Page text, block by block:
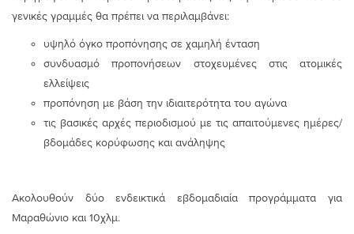
γενικές γραμμές θα πρέπει να περιλαμβάνει:
υψηλό όγκο προπόνησης σε χαμηλή ένταση
συνδυασμό προπονήσεων στοχευμένες στις ατομικές
ελλείψεις
προπόνηση με βάση την ιδιαιτερότητα του αγώνα
τις βασικές αρχές περιοδισμού με τις απαιτούμενες ημέρες/
βδομάδες κορύφωσης και ανάληψης
Ακολουθούν δύο ενδεικτικά εβδομαδιαία προγράμματα για
Μαραθώνιο και 10χλμ.